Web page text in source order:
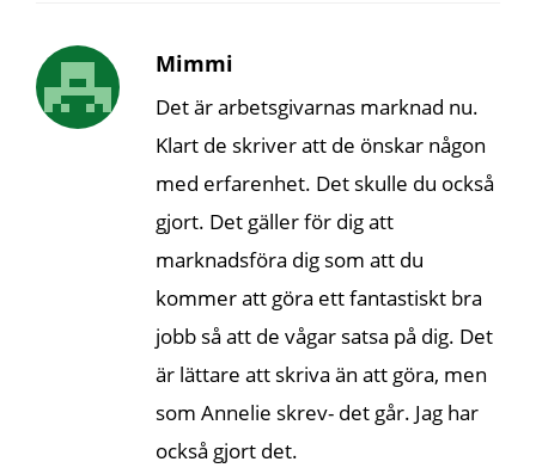
Mimmi
Det är arbetsgivarnas marknad nu.
Klart de skriver att de önskar någon
med erfarenhet. Det skulle du också
gjort. Det gäller för dig att
marknadsföra dig som att du
kommer att göra ett fantastiskt bra
jobb så att de vågar satsa på dig. Det
är lättare att skriva än att göra, men
som Annelie skrev- det går. Jag har
också gjort det.